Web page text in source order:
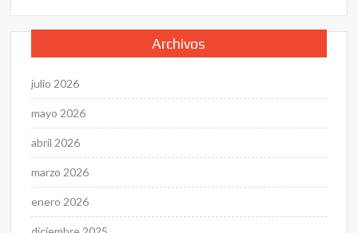
Archivos
julio 2026
mayo 2026
abril 2026
marzo 2026
enero 2026